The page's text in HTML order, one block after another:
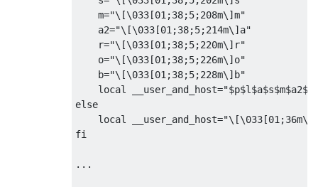
    m
="\[\033[01;38;5;208m\]m"
    a2
="\[\033[01;38;5;214m\]a"
    r
="\[\033[01;38;5;220m\]r"
    o
="\[\033[01;38;5;226m\]o"
    b
="\[\033[01;38;5;228m\]b"
local __user_and_host=
else
local __user_and_host=
fi
...